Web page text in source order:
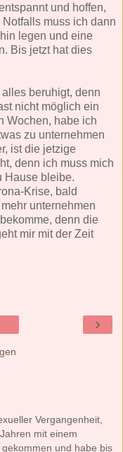
und hoffen,
muss ich dann
legen und eine
Bis jetzt hat dies
beruhigt, denn
nicht möglich ein
Wochen, habe ich
zu unternehmen
ist die jetzige
denn ich muss mich
Hause bleibe.
Krise, bald
unternehmen
denn die
mir mit der Zeit
›
Vergangenheit,
mit einem
und habe bis